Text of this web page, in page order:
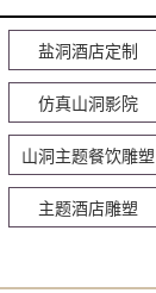
盐洞酒店定制
仿真山洞影院
山洞主题餐饮雕塑
主题酒店雕塑